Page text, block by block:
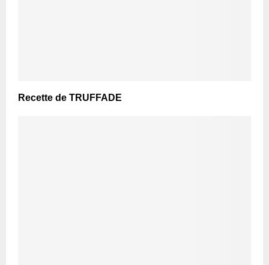
Recette de TRUFFADE